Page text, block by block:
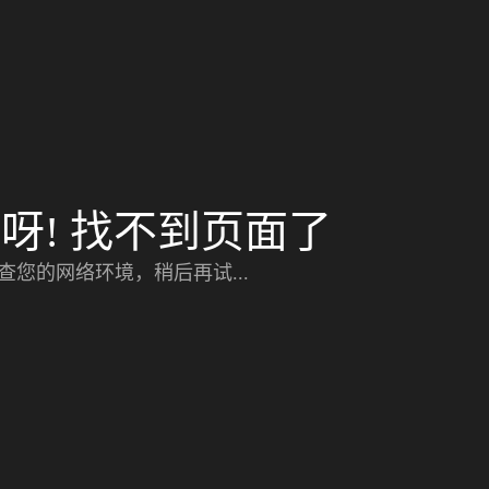
! 找不到页面了
您的网络环境，稍后再试...